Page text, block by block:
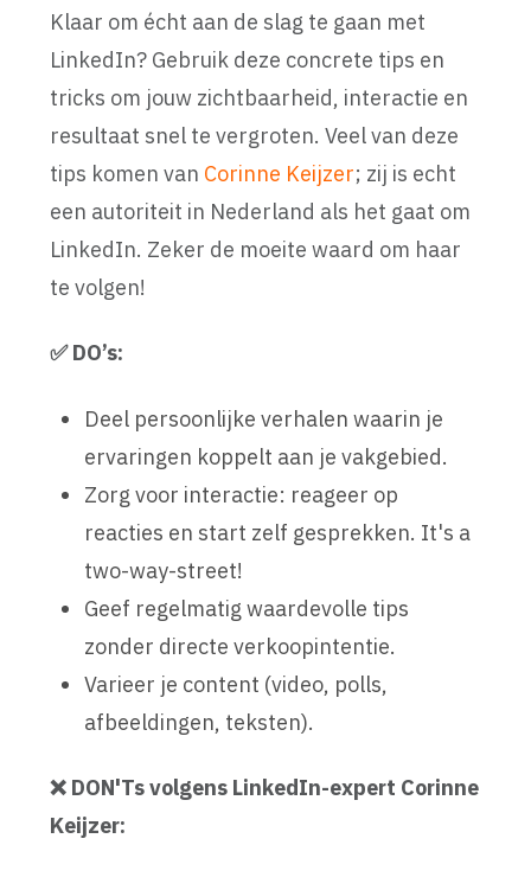
Klaar om écht aan de slag te gaan met
LinkedIn? Gebruik deze concrete tips en
tricks om jouw zichtbaarheid, interactie en
resultaat snel te vergroten. Veel van deze
tips komen van Corinne Keijzer; zij is echt
een autoriteit in Nederland als het gaat om
LinkedIn. Zeker de moeite waard om haar
te volgen!
✅ DO’s:
Deel persoonlijke verhalen waarin je
ervaringen koppelt aan je vakgebied.
Zorg voor interactie: reageer op
reacties en start zelf gesprekken. It's a
two-way-street!
Geef regelmatig waardevolle tips
zonder directe verkoopintentie.
Varieer je content (video, polls,
afbeeldingen, teksten).
❌ DON'Ts volgens LinkedIn-expert Corinne
Keijzer: